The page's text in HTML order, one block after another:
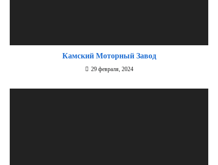
Камский Моторный Завод
29 февраля, 2024